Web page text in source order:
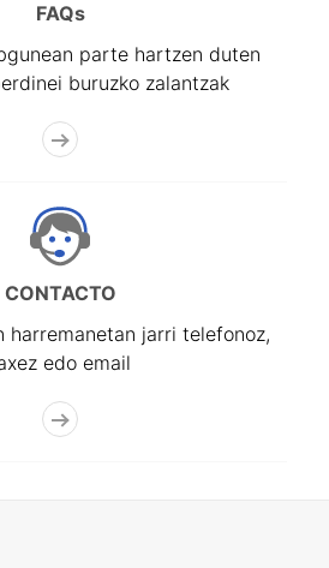
FAQs
parte hartzen duten
buruzko zalantzak
CONTACTO
harremanetan jarri telefonoz,
edo email